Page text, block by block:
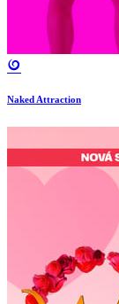
Naked Attraction